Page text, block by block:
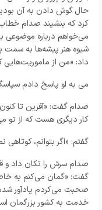
حال گوش دادن به آن
کرد که بنشیند صدام
می‌خواهم درباره
شیوه هنر پیشه‌ها به سمت
داد: «من از
می به او پاسخ دادم
صدام گفت: «آفرین تا
کار دیگری هست که از تو
گفتم: «اگر بتوانم، کوتاهی
صدام سرش را تکان داد و
گفت: «گمان می‌کنم به
صحبت می‌کردم یادآور
خدمت به کشور بزرگمان